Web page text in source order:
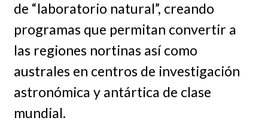
de “laboratorio natural”, creando
programas que permitan convertir a
las regiones nortinas así como
australes en centros de investigación
astronómica y antártica de clase
mundial.